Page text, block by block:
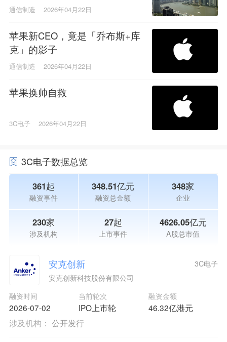
通信制造 2026年04月22日
苹果新CEO，竟是「乔布斯+库
克」的影子
通信制造 2026年04月22日
苹果换帅自救
3C电子 2026年04月22日
3C电子数据总览
361起
融资事件
348.51亿元
融资总金额
348家
企业
230家
涉及机构
27起
上市事件
4626.05亿元
A股总市值
安克创新
安克创新科技股份有限公司
融资时间
2026-07-02
当前轮次
IPO上市轮
融资金额
46.32亿港元
3C电子
涉及机构： 公开发行